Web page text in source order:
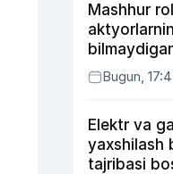
Mashhur
Bugun,
Elektr va
yaxshilash
tajribasi